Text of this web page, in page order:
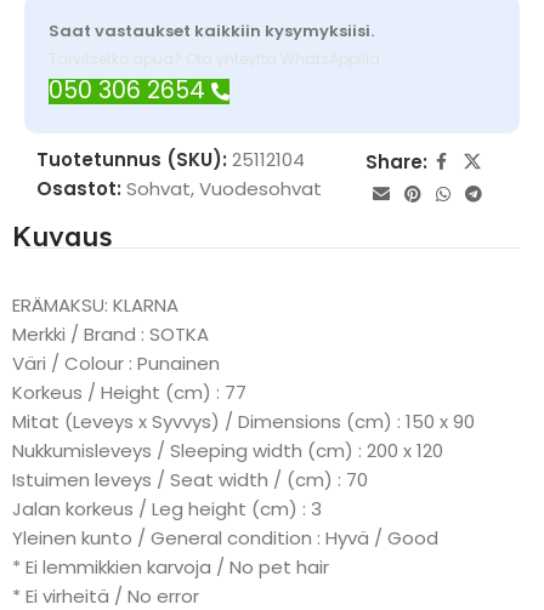
Saat vastaukset kaikkiin kysymyksiisi.
Tarvitsetko apua? Ota yhteyttä WhatsAppilla
050 306 2654
Tuotetunnus (SKU): 25112104
Osastot: Sohvat,Vuodesohvat
Share:
Kuvaus
ERÄMAKSU: KLARNA
Merkki / Brand : SOTKA
Väri / Colour : Punainen
Korkeus / Height (cm) : 77
Mitat (Leveys x Syvvys) / Dimensions (cm) : 150 x 90
Nukkumisleveys / Sleeping width (cm) : 200 x 120
Istuimen leveys / Seat width / (cm) : 70
Jalan korkeus / Leg height (cm) : 3
Yleinen kunto / General condition : Hyvä / Good
* Ei lemmikkien karvoja / No pet hair
* Ei virheitä / No error